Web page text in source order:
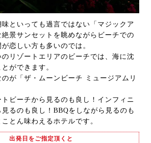
といっても過言ではない「マジックア
景サンセットを眺めながらビーチでの
恋しい方も多いのでは。
リゾートエリアのビーチでは、海に沈
ができます。
が「ザ・ムーンビーチ ミュージアムリ
ビーチから見るのも良し！インフィニ
るのも良し！BBQをしながら見るのも
とん味わえるホテルです。
出発日をご指定頂くと